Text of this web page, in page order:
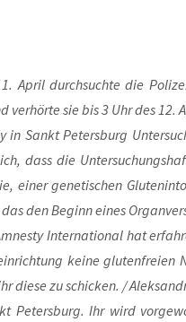
April durch­such­te die
ver­hör­te sie bis 3 Uhr des 12.
in Sankt Peters­burg
dass die
einer gene­ti­schen
den Beginn eines
Inter­na­tio­nal hat
kei­ne glu­ten­frei­en
die­se zu schi­cken. /
Peters­burg. Ihr wird